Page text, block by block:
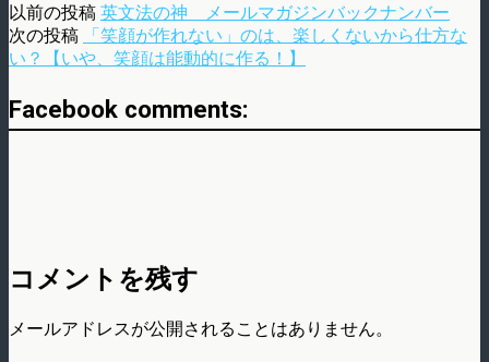
以前の投稿 英文法の神 メールマガジンバックナンバー
次の投稿
「笑顔が作れない」のは、楽しくないから仕方な
い？【いや、笑顔は能動的に作る！】
Facebook comments:
コメントを残す
メールアドレスが公開されることはありません。